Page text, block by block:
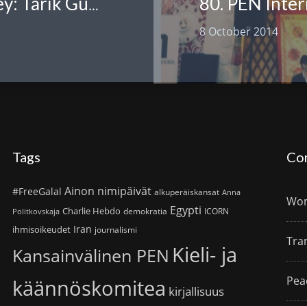
Poetry with an update from Turkey: Tarık Günersel visits Helsinki 13.3.2014
8 October 2014
Tags
#FreeGalal Ainon nimipäivät alkuperäiskansat Anna
Politkovskaja Charlie Hebdo demokratia Egypti ICORN
ihmisoikeudet Iran journalismi
Kansainvälinen PEN Kieli- ja
käännöskomitea kirjallisuus